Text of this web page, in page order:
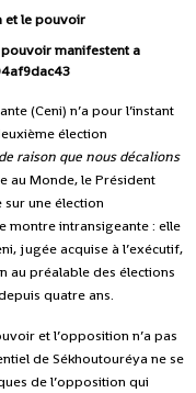
et le pouvoir
(Ceni) n’a pour l’instant
élection
raison que nous décalions
au Monde, le Président
sur une élection
montre intransigeante : elle
jugée acquise à l’exécutif,
au préalable des élections
quatre ans.
et l’opposition n’a pas
de Sékhoutouréya ne se
de l’opposition qui